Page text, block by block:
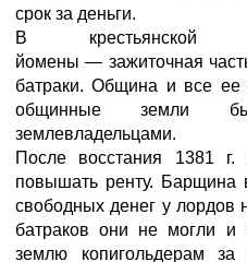
срок за деньги.
В крестьянской
йомены — зажиточная
батраки. Община и все ее
общинные земли
землевладельцами.
После восстания 1381
повышать ренту. Барщина
свободных денег у лордов
батраков они не могли
землю копигольдерам за